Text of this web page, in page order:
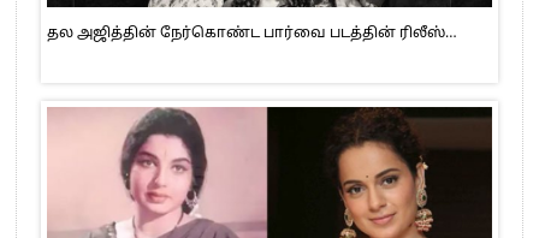
தல அஜித்தின் நேர்கொண்ட பார்வை படத்தின் ரிலீஸ்…